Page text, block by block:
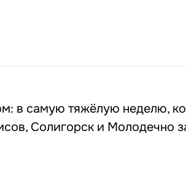
в самую тяжёлую неделю,
Солигорск и Молодечно